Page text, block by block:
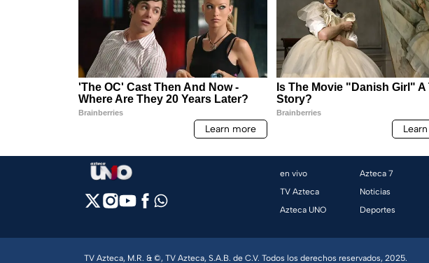
en vivo
TV Azteca
Azteca UNO
Azteca 7
Noticias
Deportes
TV Azteca, M.R. & ©, TV Azteca, S.A.B. de C.V. Todos los derechos reservados, 2025.